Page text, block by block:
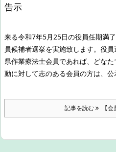
告示
来る令和7年5月25日の役員任期満
員候補者選挙を実施致します。 役員
県作業療法士会員であれば、どな
動に対して志のある会員の方は、公
記事を読む 【会